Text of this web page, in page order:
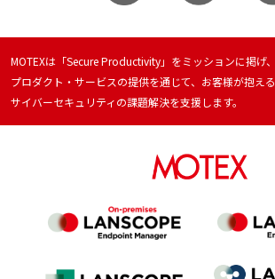
MOTEXは「Secure Productivity」をミッションに掲げ、
プロダクト・サービスの提供を通じて、お客様が抱える
サイバーセキュリティの課題解決を支援します。